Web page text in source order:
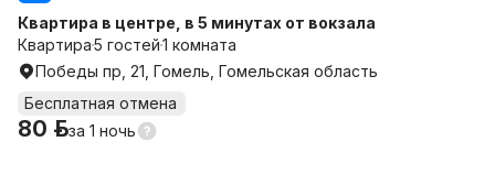
Квартира в центре, в 5 минутах от вокзала
Квартира5 гостей1 комната
Победы пр, 21, Гомель, Гомельская область
Бесплатная отмена
80 р.за 1 ночь